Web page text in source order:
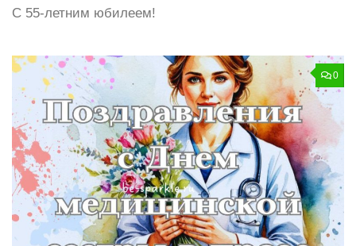
С 55-летним юбилеем!
0